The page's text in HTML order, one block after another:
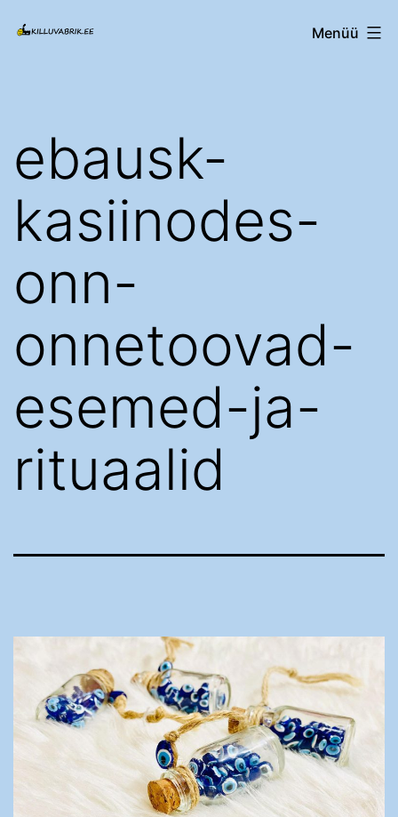
Killuvabrik.ee Menüü
ebausk-
kasiinodes-
onn-
onnetoovad-
esemed-ja-
rituaalid